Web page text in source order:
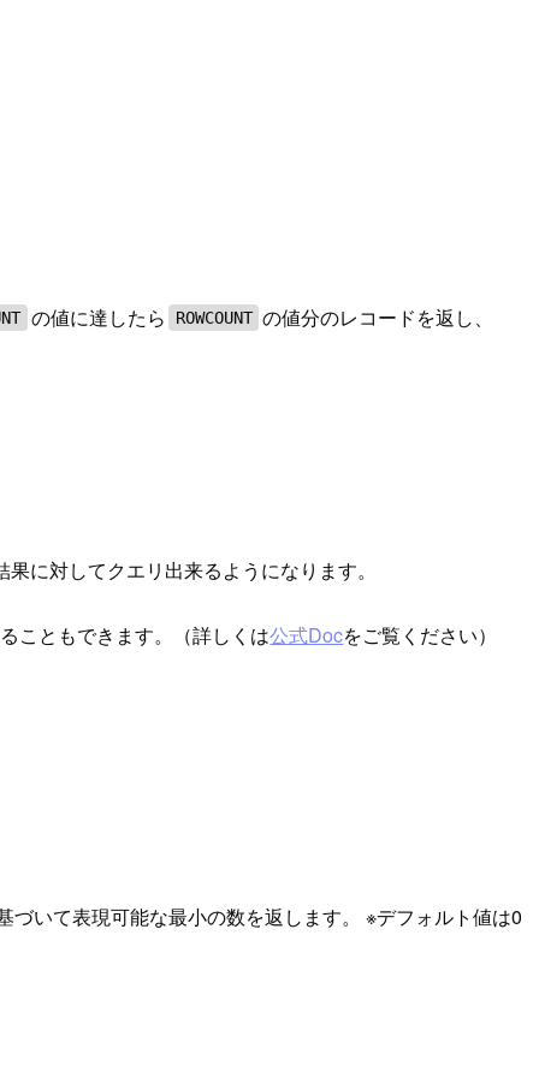
の値に達したら ROWCOUNT の値分のレコードを返し、
に対してクエリ出来るようになります。
こともできます。（詳しくは公式Docをご覧ください）
いて表現可能な最小の数を返します。 ※デフォルト値は0